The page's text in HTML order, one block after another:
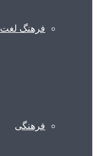
فرهنگ لغت
فرهنگی